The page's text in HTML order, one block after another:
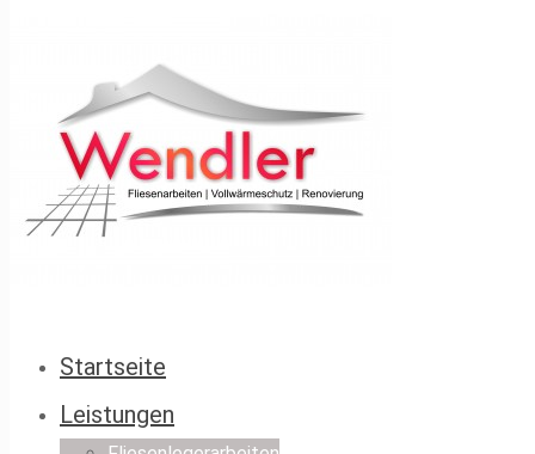
Startseite
Leistungen